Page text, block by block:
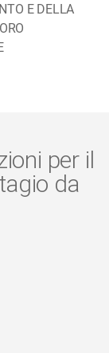
E DELLA
per il
da